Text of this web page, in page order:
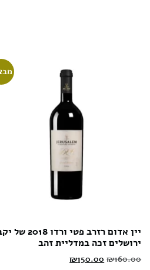
יין אדום רזרב פטי ורדו
ירושלים זכה במדליית זהב
₪160.00
₪150.00